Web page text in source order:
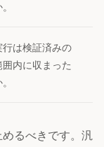
行は検証済みの
囲内に収まった
るべきです。汎